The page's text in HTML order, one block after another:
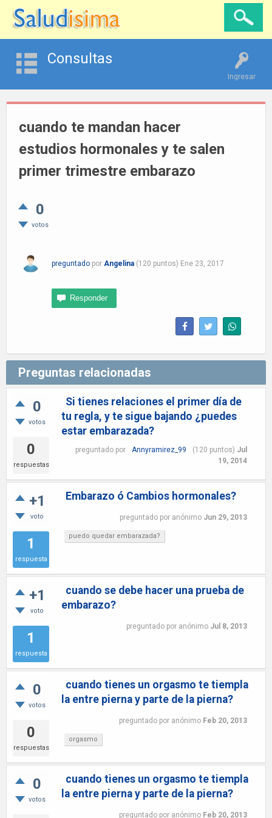
Ingresar
Consultas
cuando te mandan hacer
estudios hormonales y te salen
primer trimestre embarazo
0
votos
preguntado por Angelina (120 puntos) Ene 23, 2017
Preguntas relacionadas
0
votos
0
respuestas
Si tienes relaciones el primer día de
tu regla, y te sigue bajando ¿puedes
estar embarazada?
preguntado por Annyramirez_99 (120 puntos) Jul
19, 2014
+1
voto
1
respuesta
Embarazo ó Cambios hormonales?
preguntado por anónimo Jun 29, 2013
puedo quedar embarazada?
+1
voto
1
respuesta
cuando se debe hacer una prueba de
embarazo?
preguntado por anónimo Jul 8, 2013
0
votos
0
respuestas
cuando tienes un orgasmo te tiempla
la entre pierna y parte de la pierna?
preguntado por anónimo Feb 20, 2013
orgasmo
0
votos
cuando tienes un orgasmo te tiempla
la entre pierna y parte de la pierna?
preguntado por anónimo Feb 20, 2013